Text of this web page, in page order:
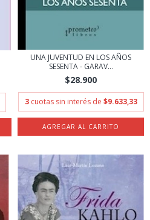
UNA JUVENTUD EN LOS AÑOS
SESENTA - GARAV...
$28.900
3 cuotas sin interés de $9.633,33